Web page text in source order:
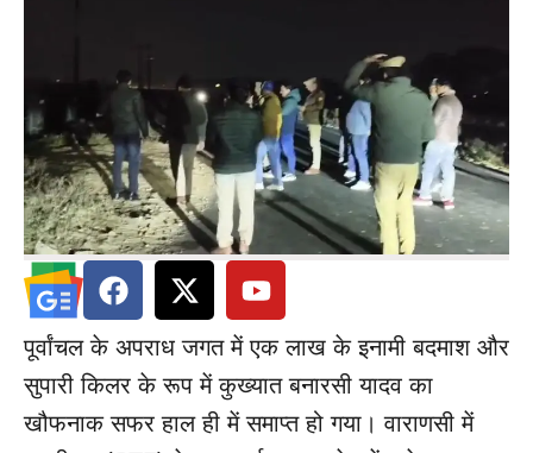
पूर्वांचल के अपराध जगत में एक लाख के इनामी बदमाश और
सुपारी किलर के रूप में कुख्यात बनारसी यादव का
खौफनाक सफर हाल ही में समाप्त हो गया। वाराणसी में